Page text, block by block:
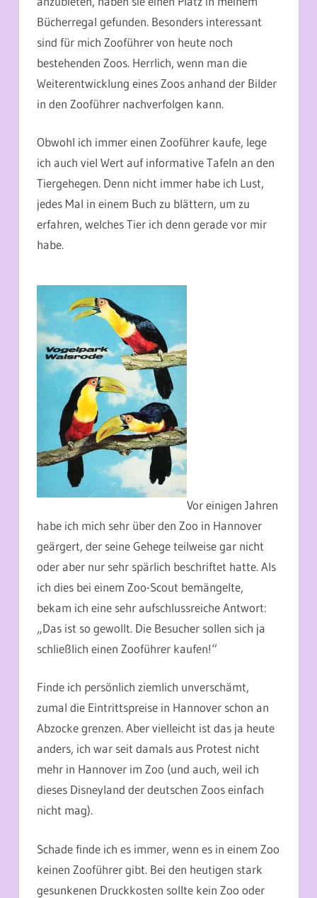
Bücherregal gefunden. Besonders interessant
sind für mich Zooführer von heute noch
bestehenden Zoos. Herrlich, wenn man die
Weiterentwicklung eines Zoos anhand der Bilder
in den Zooführer nachverfolgen kann.
Obwohl ich immer einen Zooführer kaufe, lege
ich auch viel Wert auf informative Tafeln an den
Tiergehegen. Denn nicht immer habe ich Lust,
jedes Mal in einem Buch zu blättern, um zu
erfahren, welches Tier ich denn gerade vor mir
habe.
Vor einigen Jahren
habe ich mich sehr über den Zoo in Hannover
geärgert, der seine Gehege teilweise gar nicht
oder aber nur sehr spärlich beschriftet hatte. Als
ich dies bei einem Zoo-Scout bemängelte,
bekam ich eine sehr aufschlussreiche Antwort:
„Das ist so gewollt. Die Besucher sollen sich ja
schließlich einen Zooführer kaufen!“
Finde ich persönlich ziemlich unverschämt,
zumal die Eintrittspreise in Hannover schon an
Abzocke grenzen. Aber vielleicht ist das ja heute
anders, ich war seit damals aus Protest nicht
mehr in Hannover im Zoo (und auch, weil ich
dieses Disneyland der deutschen Zoos einfach
nicht mag).
Schade finde ich es immer, wenn es in einem Zoo
keinen Zooführer gibt. Bei den heutigen stark
gesunkenen Druckkosten sollte kein Zoo oder